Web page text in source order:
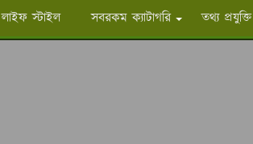
লাইফ স্টাইল সবরকম ক্যাটাগরি তথ্য প্রযুক্তি